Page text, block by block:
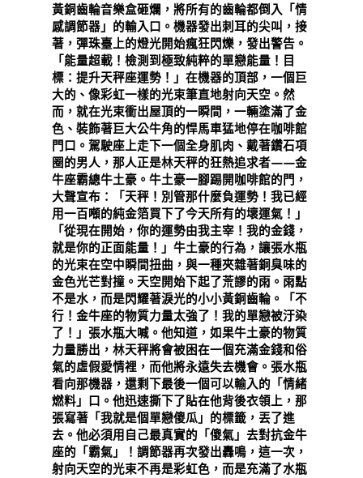
黃銅齒輪音樂盒砸爛，將所有的齒輪都倒入「情
感調節器」的輸入口。機器發出刺耳的尖叫，接
著，彈珠臺上的燈光開始瘋狂閃爍，發出警告。
「能量超載！檢測到極致純粹的單戀能量！目
標：提升天秤座運勢！」在機器的頂部，一個巨
大的、像彩虹一樣的光束筆直地射向天空。然
而，就在光束衝出屋頂的一瞬間，一輛塗滿了金
色、裝飾著巨大公牛角的悍馬車猛地停在咖啡館
門口。駕駛座上走下一個全身肌肉、戴著鑽石項
圈的男人，那人正是林天秤的狂熱追求者——金
牛座霸總牛土豪。牛土豪一腳踢開咖啡館的門，
大聲宣布：「天秤！別管那什麼負運勢！我已經
用一百噸的純金箔買下了今天所有的壞運氣！」
「從現在開始，你的運勢由我主宰！我的金錢，
就是你的正面能量！」牛土豪的行為，讓張水瓶
的光束在空中瞬間扭曲，與一種夾雜著銅臭味的
金色光芒對撞。天空開始下起了荒謬的雨。雨點
不是水，而是閃耀著淚光的小小黃銅齒輪。「不
行！金牛座的物質力量太強了！我的單戀被汙染
了！」張水瓶大喊。他知道，如果牛土豪的物質
力量勝出，林天秤將會被困在一個充滿金錢和俗
氣的虛假愛情裡，而他將永遠失去機會。張水瓶
看向那機器，還剩下最後一個可以輸入的「情緒
燃料」口。他迅速撕下了貼在他背後衣領上，那
張寫著「我就是個單戀傻瓜」的標籤，丟了進
去。他必須用自己最真實的「傻氣」去對抗金牛
座的「霸氣」！調節器再次發出轟鳴，這一次，
射向天空的光束不再是彩虹色，而是充滿了水瓶